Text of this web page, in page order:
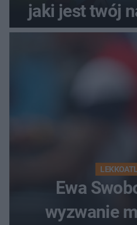
jaki jest twój
Ewa
wyzwanie